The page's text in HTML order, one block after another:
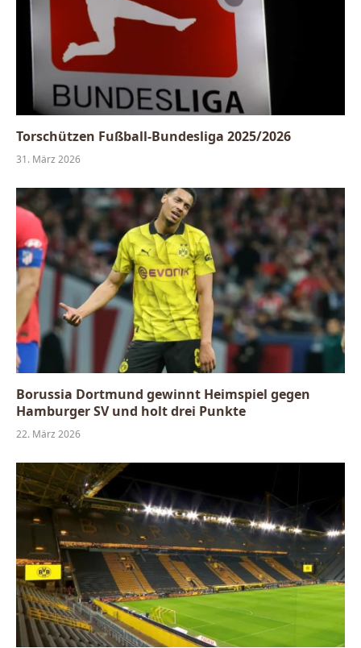
Torschützen Fußball-Bundesliga 2025/2026
31. März 2026
Borussia Dortmund gewinnt Heimspiel gegen
Hamburger SV und holt drei Punkte
22. März 2026